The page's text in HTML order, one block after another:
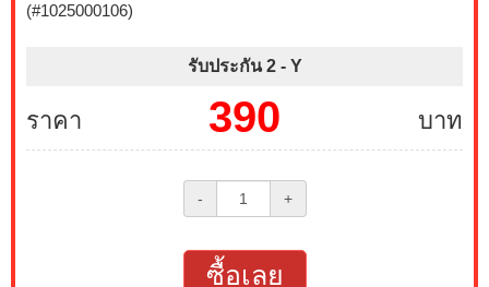
(#1025000106)
รับประกัน 2 - Y
ราคา บาท
390
- +
ซื้อเลย